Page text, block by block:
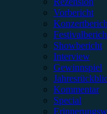
Vorbericht
Showbericht
Interview
Gewinnspiel
Kommentar
Special